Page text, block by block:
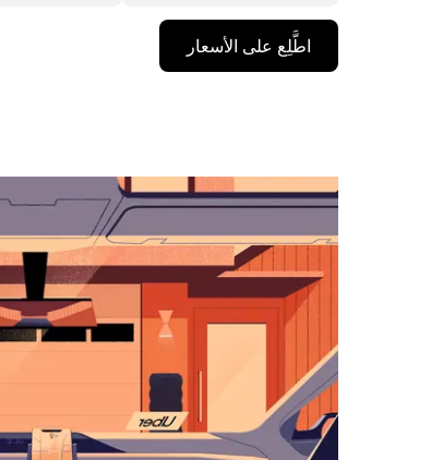
اضغط
على
مفتاح
التقويم
واختيار
اضغط
زر
الخروج
التقويم.
اطَّلِع على الأسعار